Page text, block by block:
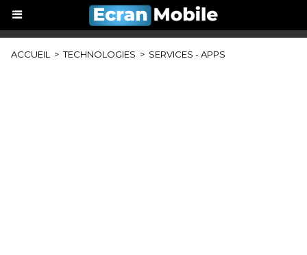
ACCUEIL > TECHNOLOGIES > SERVICES - APPS